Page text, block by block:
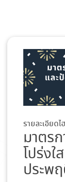
รายละเอียดไ
มาตร
โปร่ง
ประพ